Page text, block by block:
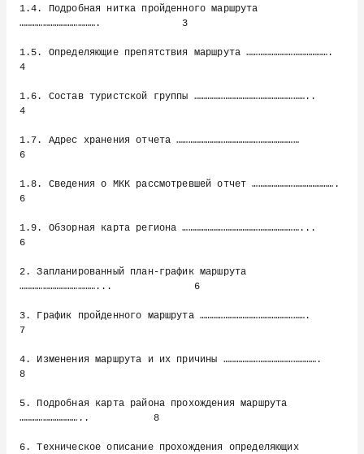
1.4. Подробная нитка пройденного маршрута
………………………………….              3
1.5. Определяющие препятствия маршрута …………………………………….
4
1.6. Состав туристской группы …………………………………………………..
4
1.7. Адрес хранения отчета ………………………………………………………
6
1.8. Сведения о МКК рассмотревшей отчет …………………………………….
6
1.9. Обзорная карта региона ……………………………………………………...
6
2. Запланированный план-график маршрута
…………………………………...              6
3. График пройденного маршрута ……………………………………………….
7
4. Изменения маршрута и их причины ………………………………………….
8
5. Подробная карта района прохождения маршрута
…………………………..           8
6. Техническое описание прохождения определяющих